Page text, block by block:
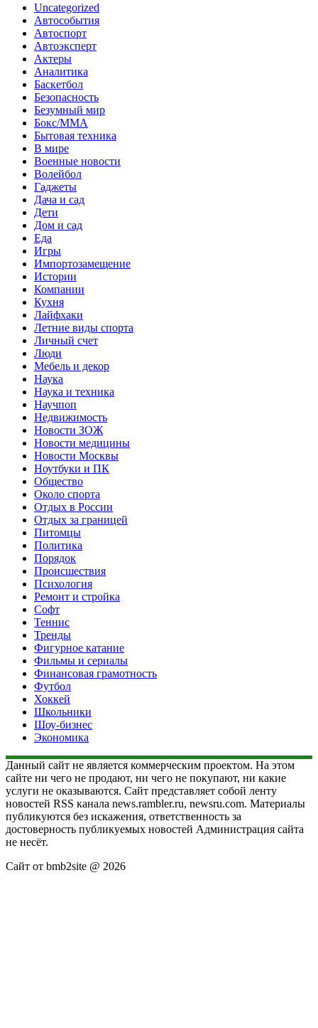
Uncategorized
Автособытия
Автоспорт
Автоэксперт
Актеры
Аналитика
Баскетбол
Безопасность
Безумный мир
Бокс/MMA
Бытовая техника
В мире
Военные новости
Волейбол
Гаджеты
Дача и сад
Дети
Дом и сад
Еда
Игры
Импортозамещение
Истории
Компании
Кухня
Лайфхаки
Летние виды спорта
Личный счет
Люди
Мебель и декор
Наука
Наука и техника
Научпоп
Недвижимость
Новости ЗОЖ
Новости медицины
Новости Москвы
Ноутбуки и ПК
Общество
Около спорта
Отдых в России
Отдых за границей
Питомцы
Политика
Порядок
Происшествия
Психология
Ремонт и стройка
Софт
Теннис
Тренды
Фигурное катание
Фильмы и сериалы
Финансовая грамотность
Футбол
Хоккей
Школьники
Шоу-бизнес
Экономика
Данный сайт не является коммерческим проектом. На этом
сайте ни чего не продают, ни чего не покупают, ни какие
услуги не оказываются. Сайт представляет собой ленту
новостей RSS канала news.rambler.ru, newsru.com. Материалы
публикуются без искажения, ответственность за
достоверность публикуемых новостей Администрация сайта
не несёт.
Сайт от bmb2site @ 2026